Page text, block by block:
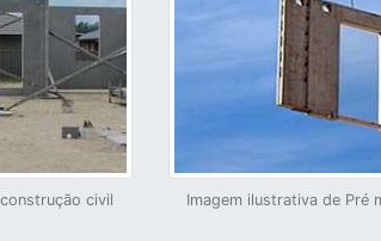
civil Imagem ilustrativa de Pré